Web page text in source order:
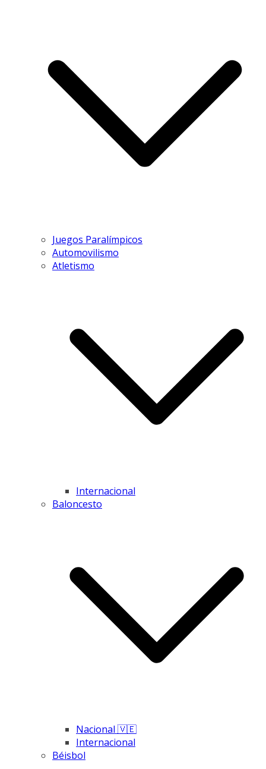
Juegos Paralímpicos
Automovilismo
Atletismo
Internacional
Baloncesto
Nacional 🇻🇪
Internacional
Béisbol